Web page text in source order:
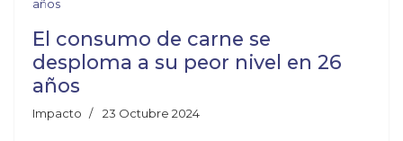
El consumo de carne se
desploma a su peor nivel en 26
años
Impacto 23 Octubre 2024